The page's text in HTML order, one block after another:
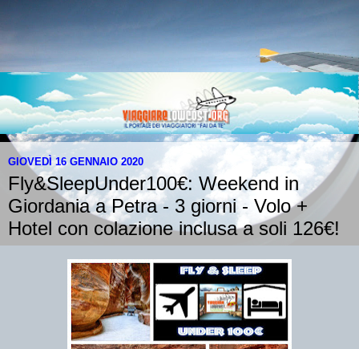
GIOVEDÌ 16 GENNAIO 2020
Fly&SleepUnder100€: Weekend in
Giordania a Petra - 3 giorni - Volo +
Hotel con colazione inclusa a soli 126€!